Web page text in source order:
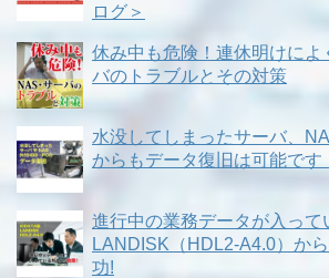
ログ＞
休み中も危険！連休明けによ
バのトラブルとその対策
水没してしまったサーバ、
からもデータ復旧は可能です
進行中の業務データが入って
LANDISK（HDL2-A4.0）か
功!